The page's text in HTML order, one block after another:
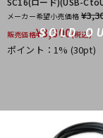
SLATE AUDIO
SSL(Solid State Logic)
stokyo
TOONTRACK
SOLD
メーカー希望小売価格
販売価格¥3,300(税込)
ポイント：1% (30pt)